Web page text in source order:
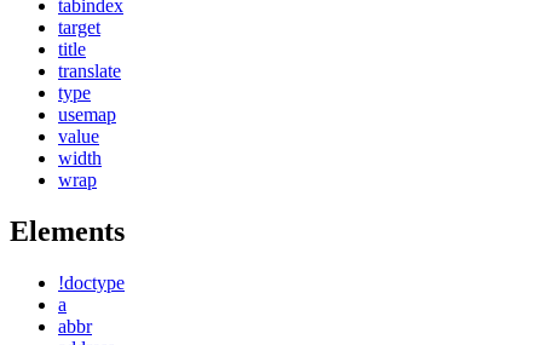
tabindex
target
title
translate
type
usemap
value
width
wrap
Elements
!doctype
a
abbr